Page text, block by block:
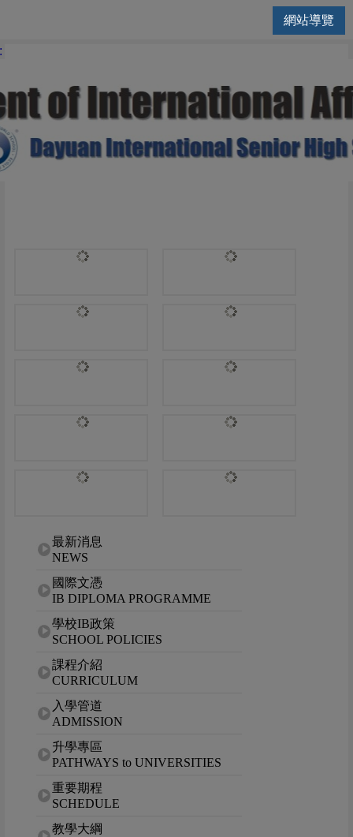
網站導覽
國際交流處 | TRANSFER INs
網站選單最新消息
NEWS
國際文憑
IB DIPLOMA PROGRAMME
學校IB政策
SCHOOL POLICIES
課程介紹
CURRICULUM
入學管道
ADMISSION
升學專區
PATHWAYS to UNIVERSITIES
重要期程
SCHEDULE
教學大綱